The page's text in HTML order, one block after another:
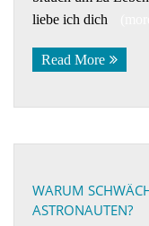
liebe ich dich
Read More
WARUM
ASTRONAUTEN?